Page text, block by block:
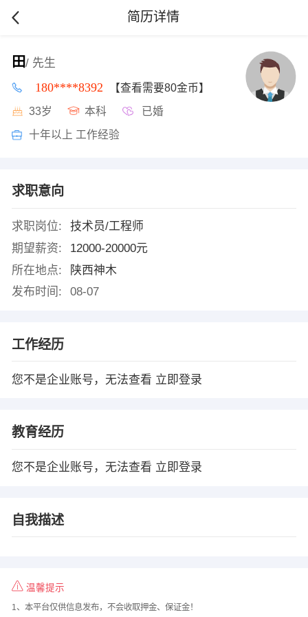
简历详情
田/ 先生
180****8392 【查看需要80金币】
33岁 本科 已婚
十年以上 工作经验
求职意向
求职岗位:
技术员/工程师
期望薪资:
12000-20000元
所在地点:
陕西神木
发布时间:
08-07
工作经历
您不是企业账号，无法查看 立即登录
教育经历
您不是企业账号，无法查看 立即登录
自我描述
温馨提示
1、本平台仅供信息发布，不会收取押金、保证金！